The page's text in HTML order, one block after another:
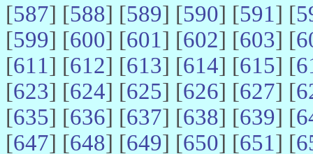
[587] [588] [589] [590] [591] [
[599] [600] [601] [602] [603] [
[611] [612] [613] [614] [615] [
[623] [624] [625] [626] [627] [
[635] [636] [637] [638] [639] [
[647] [648] [649] [650] [651] [